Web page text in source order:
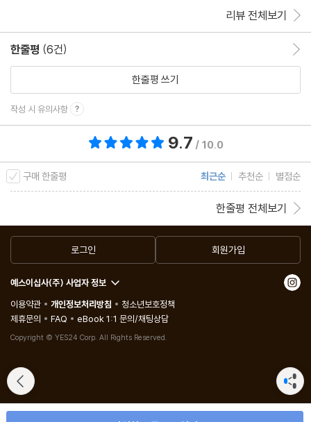
-나는 나대로, 아이는 아이대로
-생각할 게 너무 많은 직장 생활
-노화는 자연스러운 현상이다
-이별은 언젠간 찾아온다
에필로그 우리가 더 행복해지는 세상을 꿈꾸며
리뷰 전체보기
한줄평 (6건)
한줄평 쓰기
작성 시 유의사항
9.7 / 10.0
구매 한줄평 최근순 추천순 별점순
한줄평 전체보기
로그인 회원가입
예스이십사(주) 사업자 정보
이용약관
개인정보처리방침
청소년보호정책
제휴문의
FAQ eBook 1:1 문의/채팅상담
Copyright © YES24 Corp. All Rights Reserved.